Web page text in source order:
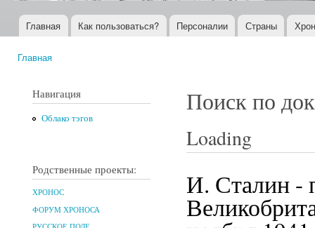
Главное меню
Главная Как пользоваться? Персоналии Страны
Главная
Навигация
Облако тэгов
Родственные проекты:
ХРОНОС
ФОРУМ ХРОНОСА
Поиск по
Loading
И. Сталин -